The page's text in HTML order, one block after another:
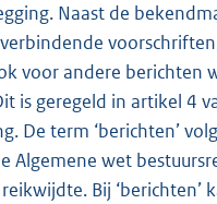
Naast de
voor andere berichten
is geregeld in artikel 4
De term ‘berichten’
Algemene wet
Bij ‘berichten’